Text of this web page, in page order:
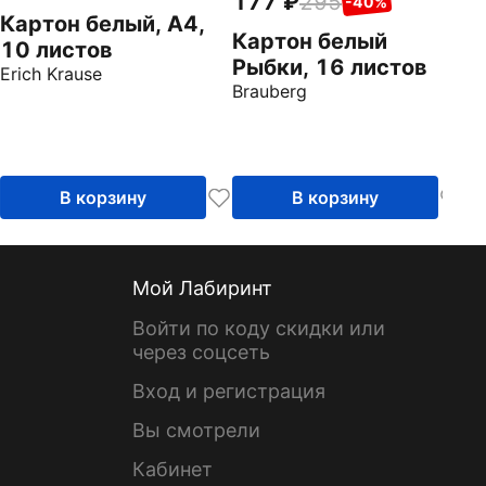
Картон белый, А4,
10 листов
Erich Krause
В корзину
Картон белый
Рыбки, 16 листов
Brauberg
В корзину
Мой Лабиринт
Войти по коду скидки или
через соцсеть
Вход и регистрация
Вы смотрели
Кабинет